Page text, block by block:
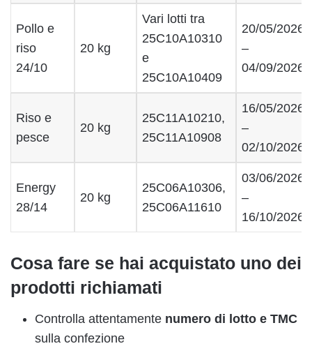
Pollo e
riso
24/10
20 kg
Vari lotti tra
25C10A10310
e
25C10A10409
20/05/2026
–
04/09/2026
Riso e
pesce
20 kg
25C11A10210,
25C11A10908
16/05/2026
–
02/10/2026
Energy
28/14
20 kg
25C06A10306,
25C06A11610
03/06/2026
–
16/10/2026
Cosa fare se hai acquistato uno dei
prodotti richiamati
Controlla attentamente numero di lotto e TMC
sulla confezione